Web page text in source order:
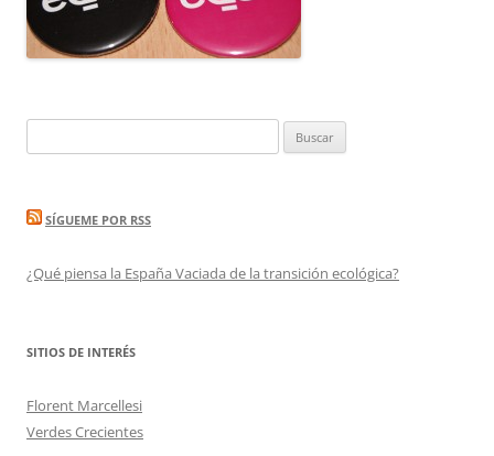
SÍGUEME POR RSS
¿Qué piensa la España Vaciada de la transición ecológica?
SITIOS DE INTERÉS
Florent Marcellesi
Verdes Crecientes